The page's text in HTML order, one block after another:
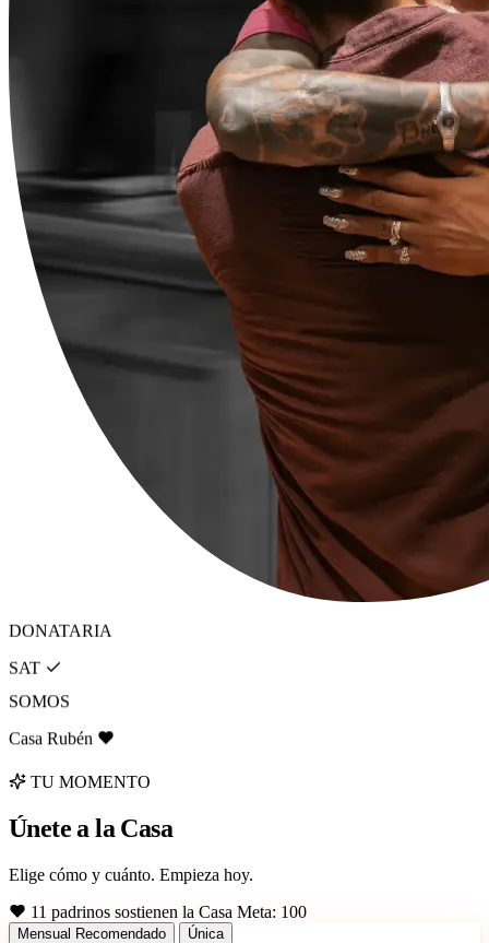
DONATARIA
SAT
SOMOS
Casa Rubén
TU MOMENTO
Únete a la Casa
Elige cómo y cuánto. Empieza hoy.
11 padrinos sostienen la Casa Meta: 100
Mensual Recomendado Única